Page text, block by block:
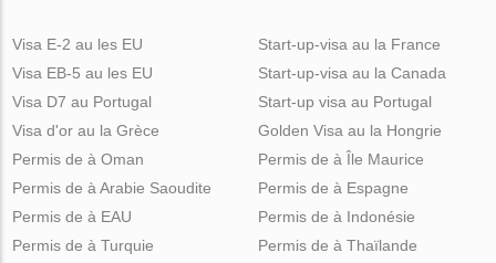
Visa E-2 au les EU
Visa EB-5 au les EU
Visa D7 au Portugal
Visa d'or au la Grèce
Start-up-visa au la France
Start-up-visa au la Canada
Start-up visa au Portugal
Golden Visa au la Hongrie
Permis de à Oman
Permis de à Arabie Saoudite
Permis de à EAU
Permis de à Turquie
Permis de à Île Maurice
Permis de à Espagne
Permis de à Indonésie
Permis de à Thaïlande